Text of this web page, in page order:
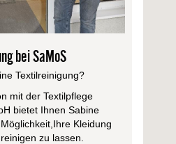
bei SaMoS
Textilreinigung?
mit der Textilpflege
bietet Ihnen Sabine
Kleidung
zu lassen.